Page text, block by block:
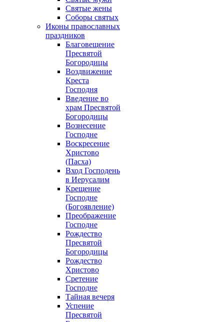
Святые жены
Соборы святых
Иконы православных
праздников
Благовещение
Пресвятой
Богородицы
Воздвижение
Креста
Господня
Введение во
храм Пресвятой
Богородицы
Вознесение
Господне
Воскресение
Христово
(Пасха)
Вход Господень
в Иерусалим
Крещение
Господне
(Богоявление)
Преображение
Господне
Рождество
Пресвятой
Богородицы
Рождество
Христово
Сретение
Господне
Тайная вечеря
Успение
Пресвятой